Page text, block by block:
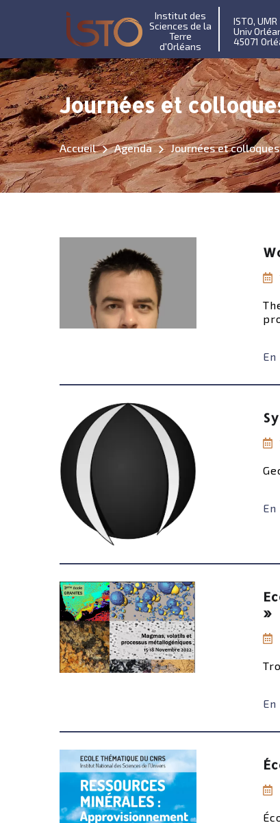
Institut des
Sciences de la
Terre
d'Orléans
ISTO, UMR
Univ
45071
Journées et
Accueil Agenda Journées et colloques
»